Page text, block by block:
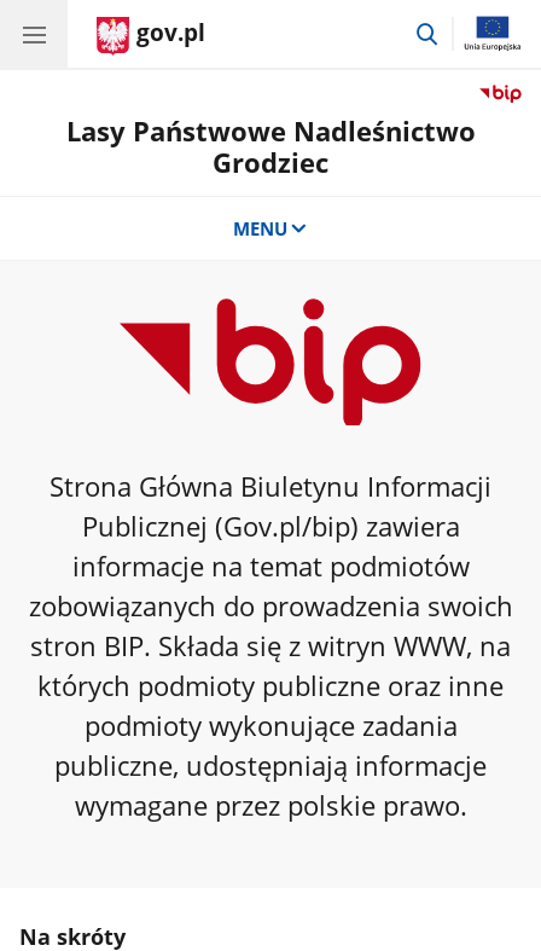
gov.pl
przejdź
Lasy Państwowe Nadleśnictwo
Grodziec
MENU
Strona Główna Biuletynu Informacji
Publicznej (Gov.pl/bip) zawiera
informacje na temat podmiotów
zobowiązanych do prowadzenia swoich
stron BIP. Składa się z witryn WWW, na
których podmioty publiczne oraz inne
podmioty wykonujące zadania
publiczne, udostępniają informacje
wymagane przez polskie prawo.
Na skróty